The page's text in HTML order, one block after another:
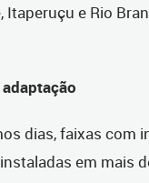
Itaperuçu e Rio
dias, faixas com
em mais